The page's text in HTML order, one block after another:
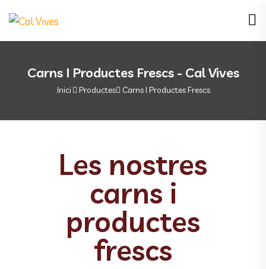
Carns I Productes Frescs - Cal Vives
Inici Productes Carns I Productes Frescs
Les nostres
carns i
productes
frescs